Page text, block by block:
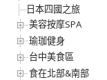
日本四國之旅
美容按摩SPA
瑜珈健身
台中美食區
食在北部&南部